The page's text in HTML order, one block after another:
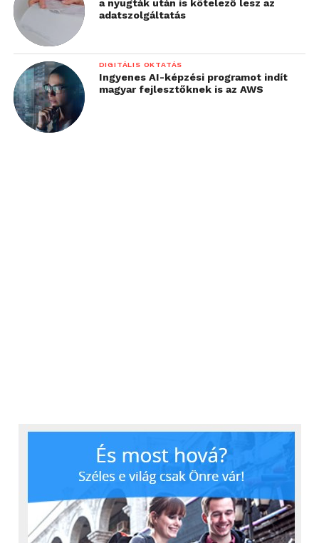
a nyugták után is kötelező lesz az
adatszolgáltatás
DIGITÁLIS OKTATÁS
Ingyenes AI-képzési programot indít
magyar fejlesztőknek is az AWS